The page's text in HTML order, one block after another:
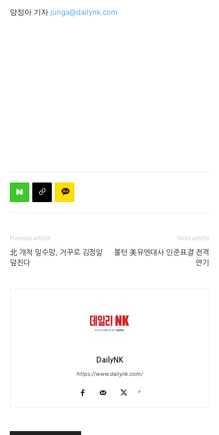
양정아 기자 junga@dailynk.com
Previous article
北 개척 밀수망, 거꾸로 김정일
덮친다
Next article
볼턴 美유엔대사 인준표결 전격
연기
DailyNK
https://www.dailynk.com/